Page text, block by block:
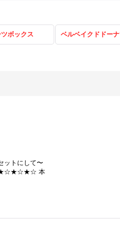
ボックス ベルベイクドドー
ットにして〜
本